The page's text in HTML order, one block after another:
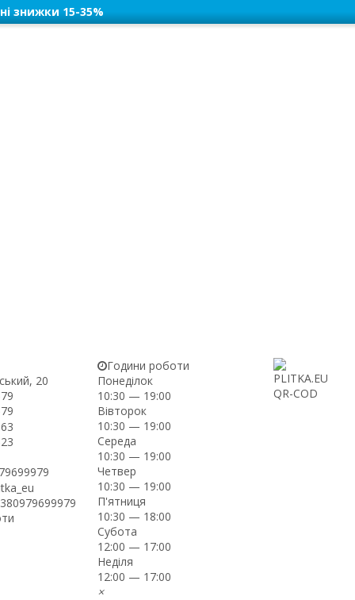
знижки 15-35%
20
Години роботи
Понеділок
10:30 — 19:00
Вівторок
10:30 — 19:00
Середа
10:30 — 19:00
Четвер
10:30 — 19:00
П'ятниця
10:30 — 18:00
Субота
12:00 — 17:00
Неділя
12:00 — 17:00
×